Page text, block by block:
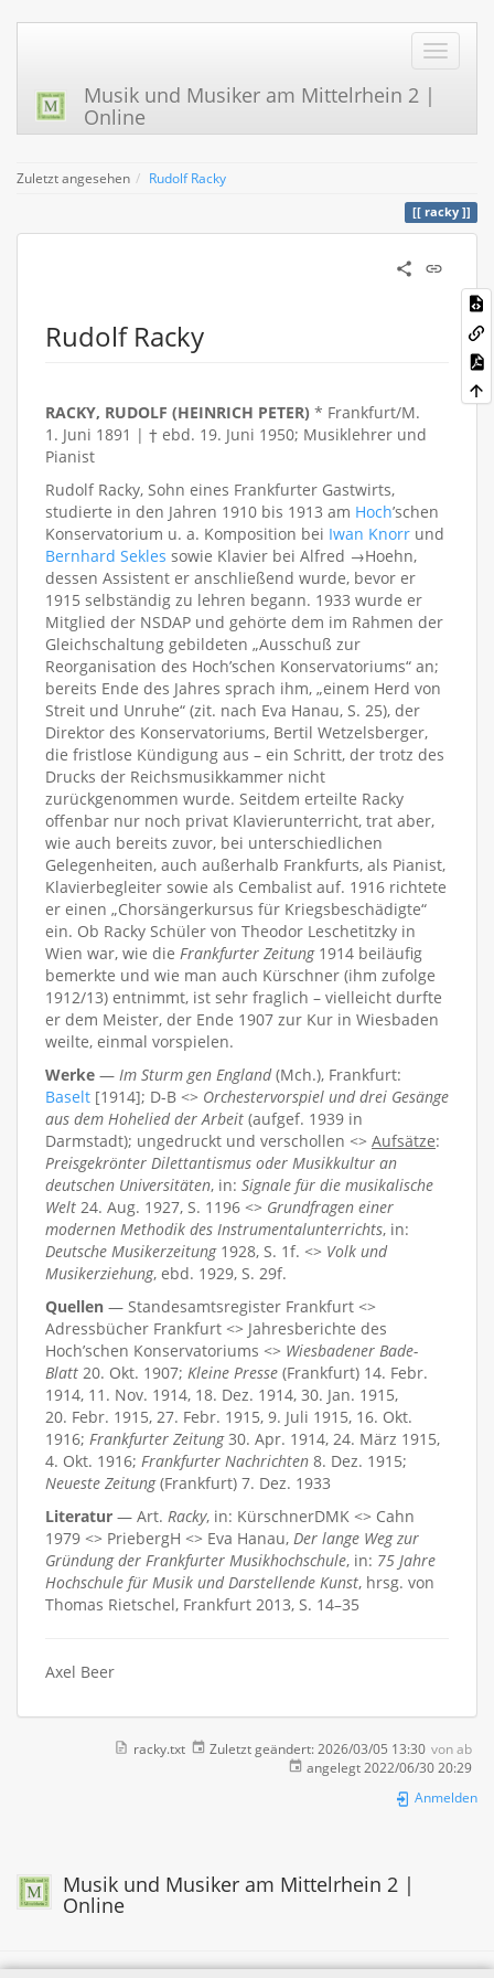
Musik und Musiker am Mittelrhein 2 |
Online
Zuletzt angesehen Rudolf Racky
racky
Rudolf Racky
RACKY, RUDOLF (HEINRICH PETER) * Frankfurt/M.
1. Juni 1891 | † ebd. 19. Juni 1950; Musiklehrer und
Pianist
Rudolf Racky, Sohn eines Frankfurter Gastwirts,
studierte in den Jahren 1910 bis 1913 am Hoch’schen
Konservatorium u. a. Komposition bei Iwan Knorr und
Bernhard Sekles sowie Klavier bei Alfred →Hoehn,
dessen Assistent er anschließend wurde, bevor er
1915 selbständig zu lehren begann. 1933 wurde er
Mitglied der NSDAP und gehörte dem im Rahmen der
Gleichschaltung gebildeten „Ausschuß zur
Reorganisation des Hoch’schen Konservatoriums“ an;
bereits Ende des Jahres sprach ihm, „einem Herd von
Streit und Unruhe“ (zit. nach Eva Hanau, S. 25), der
Direktor des Konservatoriums, Bertil Wetzelsberger,
die fristlose Kündigung aus – ein Schritt, der trotz des
Drucks der Reichsmusikkammer nicht
zurückgenommen wurde. Seitdem erteilte Racky
offenbar nur noch privat Klavierunterricht, trat aber,
wie auch bereits zuvor, bei unterschiedlichen
Gelegenheiten, auch außerhalb Frankfurts, als Pianist,
Klavierbegleiter sowie als Cembalist auf. 1916 richtete
er einen „Chorsängerkursus für Kriegsbeschädigte“
ein. Ob Racky Schüler von Theodor Leschetitzky in
Wien war, wie die Frankfurter Zeitung1914 beiläufig
bemerkte und wie man auch Kürschner (ihm zufolge
1912/13) entnimmt, ist sehr fraglich – vielleicht durfte
er dem Meister, der Ende 1907 zur Kur in Wiesbaden
weilte, einmal vorspielen.
Werke — Im Sturm gen England(Mch.), Frankfurt:
Baselt [1914]; D-B <> Orchestervorspiel und drei Gesänge
aus dem Hohelied der Arbeit (aufgef. 1939 in
Darmstadt); ungedruckt und verschollen <> Aufsätze:
Preisgekrönter Dilettantismus oder Musikkultur an
deutschen Universitäten, in: Signale für die musikalische
Welt 24. Aug. 1927, S. 1196 <> Grundfragen einer
modernen Methodik des Instrumentalunterrichts, in:
Deutsche Musikerzeitung1928, S. 1f. <> Volk und
Musikerziehung, ebd. 1929, S. 29f.
Quellen — Standesamtsregister Frankfurt <>
Adressbücher Frankfurt <> Jahresberichte des
Hoch’schen Konservatoriums <> Wiesbadener Bade-
Blatt 20. Okt. 1907; Kleine Presse (Frankfurt) 14. Febr.
1914, 11. Nov. 1914, 18. Dez. 1914, 30. Jan. 1915,
20. Febr. 1915, 27. Febr. 1915, 9. Juli 1915, 16. Okt.
1916; Frankfurter Zeitung30. Apr. 1914, 24. März 1915,
4. Okt. 1916; Frankfurter Nachrichten 8. Dez. 1915;
Neueste Zeitung(Frankfurt) 7. Dez. 1933
Literatur — Art. Racky, in: KürschnerDMK <> Cahn
1979 <> PriebergH <> Eva Hanau, Der lange Weg zur
Gründung der Frankfurter Musikhochschule, in: 75 Jahre
Hochschule für Musik und Darstellende Kunst, hrsg. von
Thomas Rietschel, Frankfurt 2013, S. 14–35
Axel Beer
racky.txt Zuletzt geändert: 2026/03/05 13:30 vonab
angelegt 2022/06/30 20:29
Anmelden
Musik und Musiker am Mittelrhein 2 |
Online